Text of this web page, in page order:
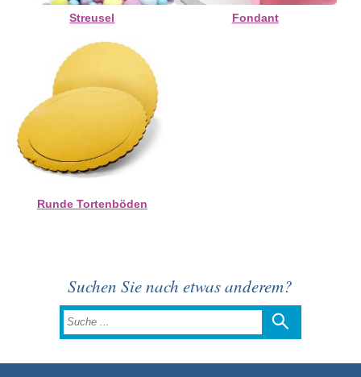
Streusel Fondant
Runde Tortenböden
Suchen Sie nach etwas anderem?